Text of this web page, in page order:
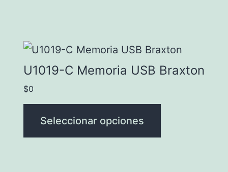
página
U1019-C Memoria USB Braxton
$0
Seleccionar opciones
Este
producto
tiene
variantes.
Las